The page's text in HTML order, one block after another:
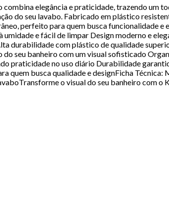
elegância e praticidade, trazendo um
do seu lavabo. Fabricado em plástico
perfeito para quem busca funcionalidade
e fácil de limpar Design moderno e
durabilidade com plástico de qualidade
seu banheiro com um visual sofisticado
praticidade no uso diário Durabilidade
busca qualidade e designFicha
o visual do seu banheiro com